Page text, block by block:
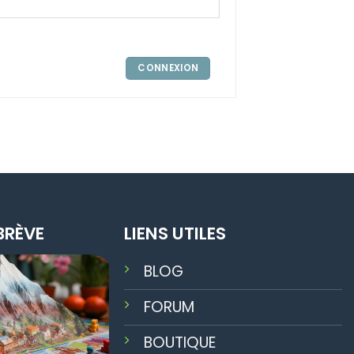
CONNEXION
LIENS UTILES
BLOG
FORUM
BOUTIQUE